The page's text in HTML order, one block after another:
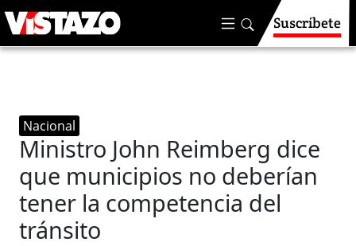
Suscríbete
Nacional
Ministro John Reimberg dice
que municipios no deberían
tener la competencia del
tránsito